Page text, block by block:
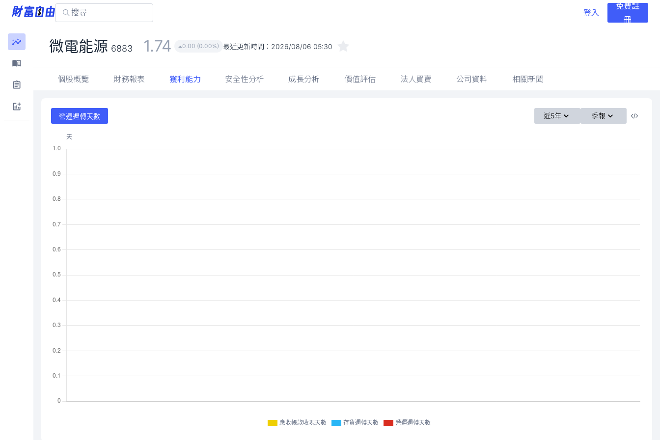
登入
免費註
冊
微電能源 6883 1.74 0.00 (0.00%) 最近更新時間： 2026/08/06 05:30
個股概覽 財務報表 獲利能力 安全性分析 成長分析 價值評估 法人買賣 公司資料 相關新聞
營運週轉天數 近5年 季報
應收帳款收現天數 存貨週轉天數 營運週轉天數